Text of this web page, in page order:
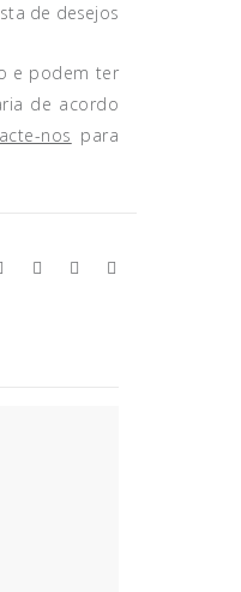
de desejos
e podem ter
de acordo
nos para